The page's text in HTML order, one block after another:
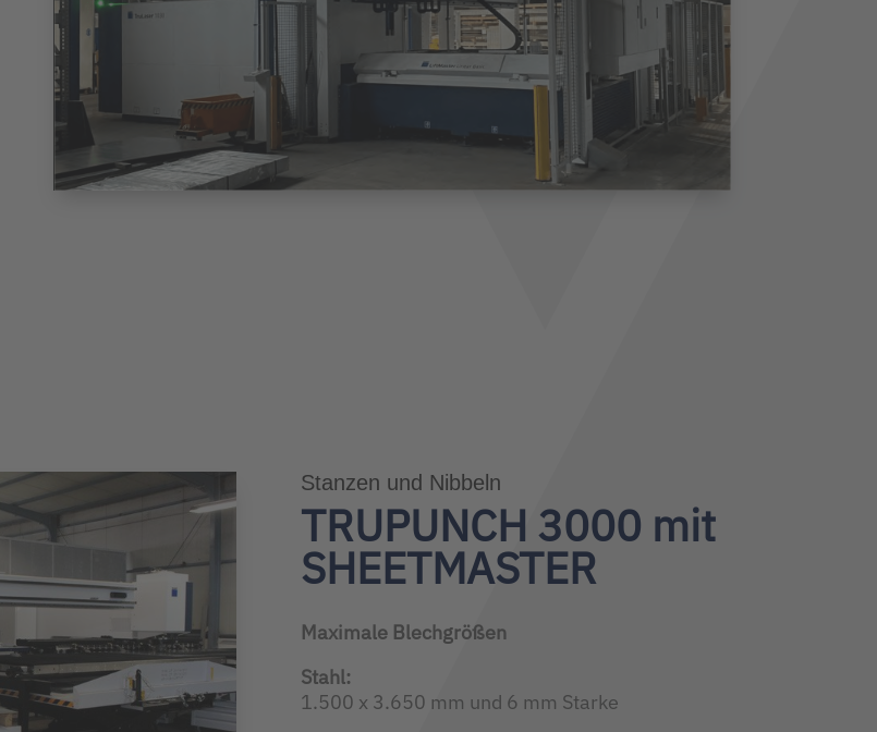
Stanzen und Nibbeln
TRUPUNCH 3000 mit
SHEETMASTER
Maximale Blechgrößen
Stahl:
1.500 x 3.650 mm und 6 mm Starke